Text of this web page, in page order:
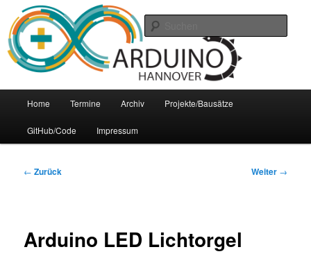
Inhalt
wechseln
Arduino-Hannover
Arduino Treffpunkt der Region Hannover
Home Termine Archiv Projekte/Bausätze
GitHub/Code Impressum
Beitrags-
← Zurück Weiter →
Arduino LED Lichtorgel